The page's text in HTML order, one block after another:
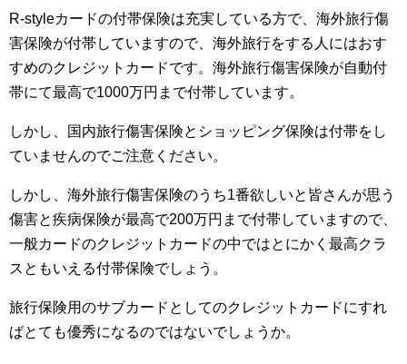
R-styleカードの付帯保険は充実している方で、海外旅行傷
害保険が付帯していますので、海外旅行をする人にはおす
すめのクレジットカードです。海外旅行傷害保険が自動付
帯にて最高で1000万円まで付帯しています。
しかし、国内旅行傷害保険とショッピング保険は付帯をし
ていませんのでご注意ください。
しかし、海外旅行傷害保険のうち1番欲しいと皆さんが思う
傷害と疾病保険が最高で200万円まで付帯していますので、
一般カードのクレジットカードの中ではとにかく最高クラ
スともいえる付帯保険でしょう。
旅行保険用のサブカードとしてのクレジットカードにすれ
ばとても優秀になるのではないでしょうか。